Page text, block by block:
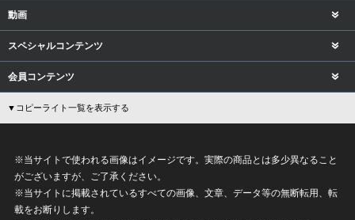
動画
スペシャルコンテンツ
会員コンテンツ
▼コピーライト一覧を表示する
※当サイトで使われる画像はイメージです。実際の商品とは多少異なること
がございますが、ご了承ください。
※当サイトに掲載されているすべての画像、文章、データ等の無断転用、転
載をお断りします。